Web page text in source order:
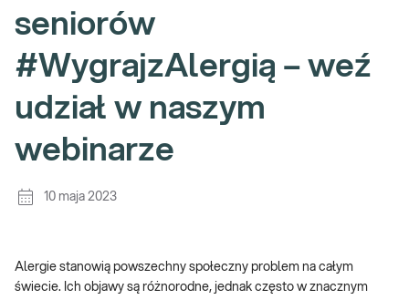
seniorów
#WygrajzAlergią – weź
udział w naszym
webinarze
10 maja 2023
Alergie stanowią powszechny społeczny problem na całym
świecie. Ich objawy są różnorodne, jednak często w znacznym